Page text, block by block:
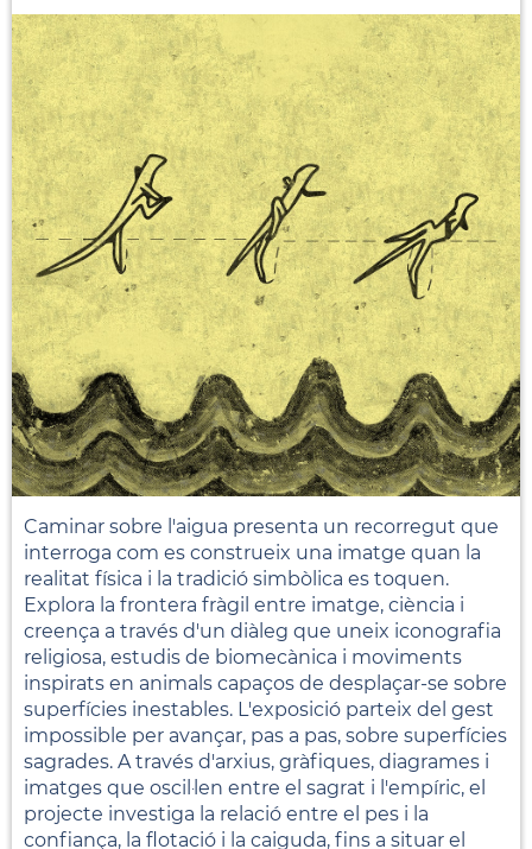
Caminar sobre l'aigua presenta un recorregut que
interroga com es construeix una imatge quan la
realitat física i la tradició simbòlica es toquen.
Explora la frontera fràgil entre imatge, ciència i
creença a través d'un diàleg que uneix iconografia
religiosa, estudis de biomecànica i moviments
inspirats en animals capaços de desplaçar-se sobre
superfícies inestables. L'exposició parteix del gest
impossible per avançar, pas a pas, sobre superfícies
sagrades. A través d'arxius, gràfiques, diagrames i
imatges que oscil·len entre el sagrat i l'empíric, el
projecte investiga la relació entre el pes i la
confiança, la flotació i la caiguda, fins a situar el